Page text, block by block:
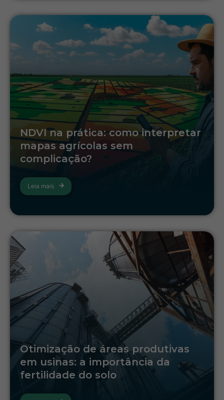
NDVI na prática: como interpretar
mapas agrícolas sem
complicação?
Leia mais
Otimização de áreas produtivas
em usinas: a importância da
fertilidade do solo